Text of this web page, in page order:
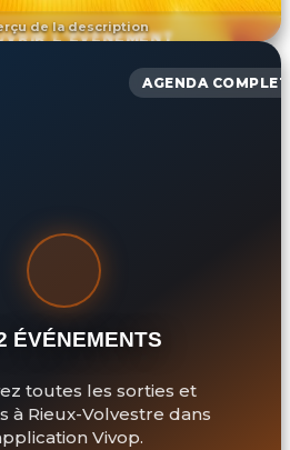
de la description
L'ÉVÉNEMENT
AGENDA COMPLET
ÉVÉNEMENTS
toutes les sorties et
à Rieux-Volvestre dans
Vivop.